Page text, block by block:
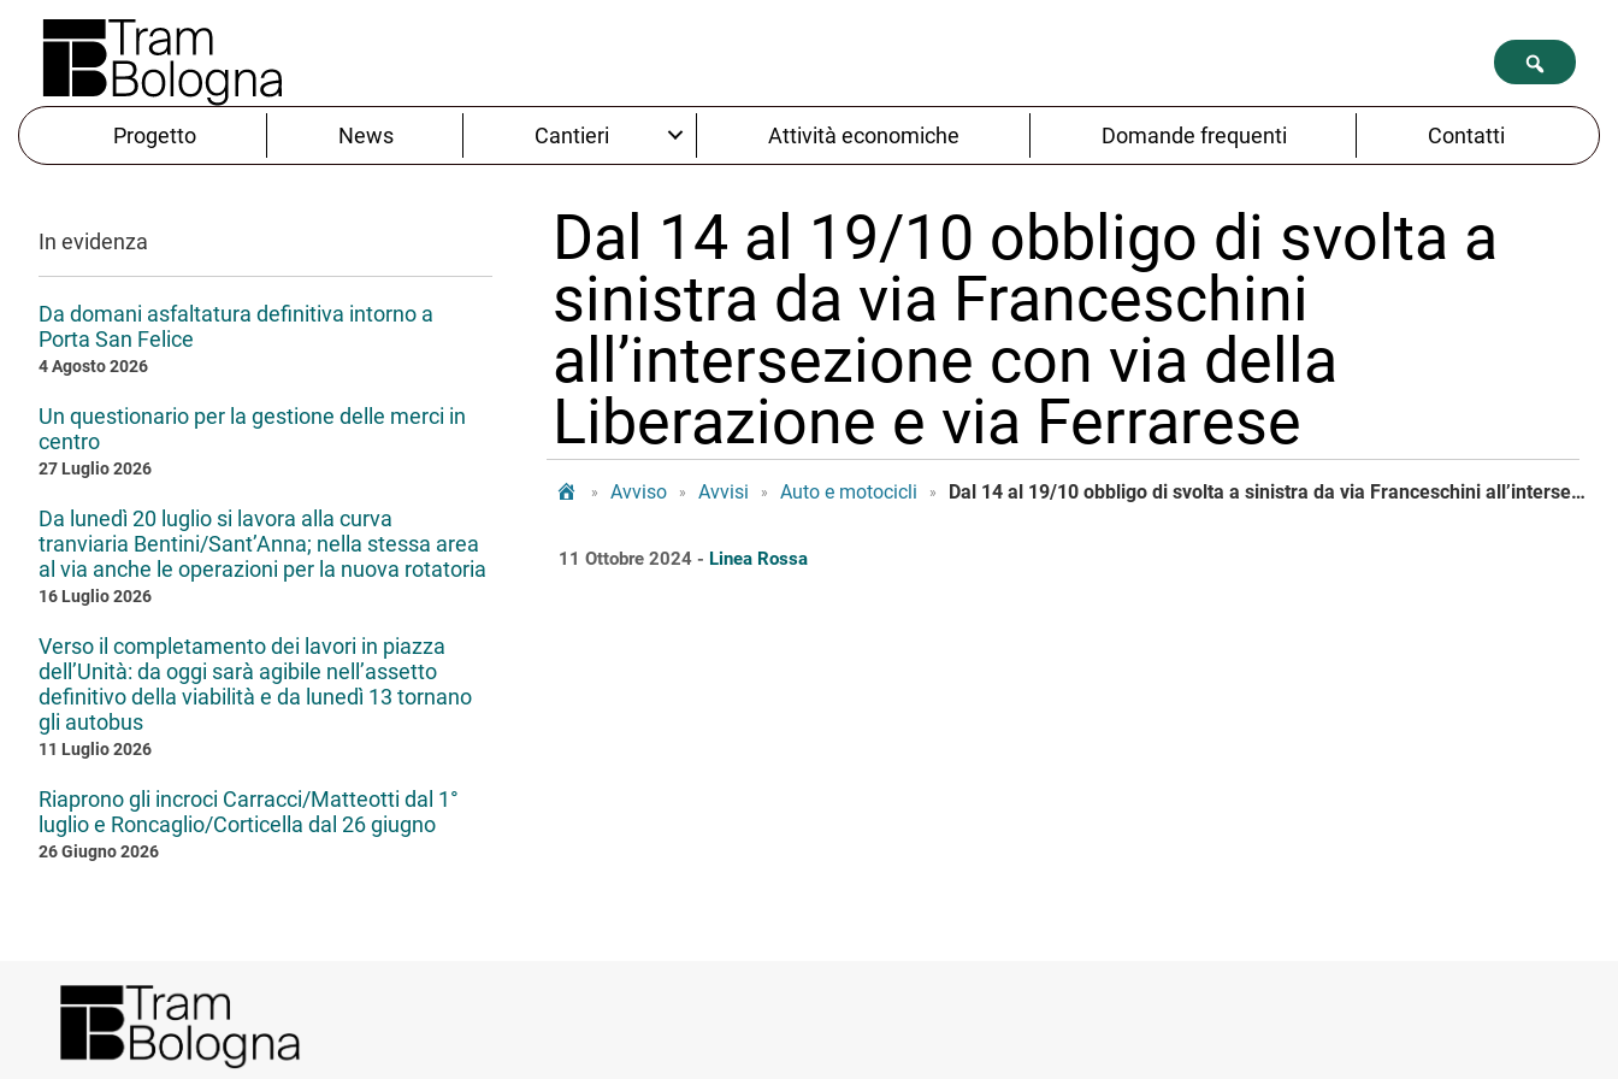
Progetto News Cantieri Attività economiche Domande frequenti Contatti
In evidenza
Da domani asfaltatura definitiva intorno a
Porta San Felice
4 Agosto 2026
Un questionario per la gestione delle merci in
centro
27 Luglio 2026
Da lunedì 20 luglio si lavora alla curva
tranviaria Bentini/Sant’Anna; nella stessa area
al via anche le operazioni per la nuova rotatoria
16 Luglio 2026
Verso il completamento dei lavori in piazza
dell’Unità: da oggi sarà agibile nell’assetto
definitivo della viabilità e da lunedì 13 tornano
gli autobus
11 Luglio 2026
Riaprono gli incroci Carracci/Matteotti dal 1°
luglio e Roncaglio/Corticella dal 26 giugno
26 Giugno 2026
Dal 14 al 19/10 obbligo di svolta a
sinistra da via Franceschini
all’intersezione con via della
Liberazione e via Ferrarese
Tram Bologna
» Avviso » Avvisi » Auto e motocicli » Dal 14 al 19/10 obbligo di svolta a sinistra da via Franceschini all’intersezione con via della Liberazione e via Ferrarese
11 Ottobre 2024 - Linea Rossa